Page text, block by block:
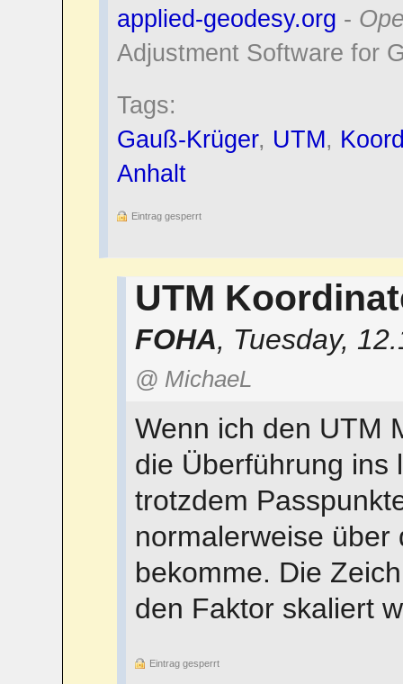
applied-geodesy.org -
Adjustment Software for
Tags:
Gauß-Krüger, UTM,
Anhalt
Eintrag gesperrt
UTM
FOHA, Tuesday,
@ MichaeL
Wenn ich den UTM
die Überführung ins
trotzdem
normalerweise über
bekomme. Die
den Faktor skaliert
Eintrag gesperrt